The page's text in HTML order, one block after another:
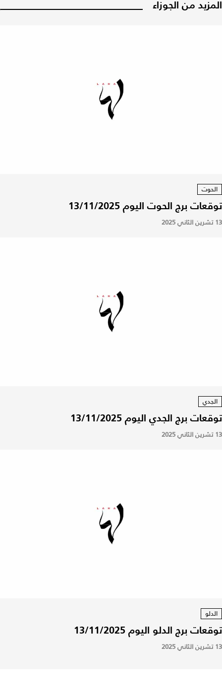
المزيد من الجوزاء
الحوت
توقعات برج الحوت اليوم 13/11/2025
13 تشرين الثاني 2025
الجدي
توقعات برج الجدي اليوم 13/11/2025
13 تشرين الثاني 2025
الدلو
توقعات برج الدلو اليوم 13/11/2025
13 تشرين الثاني 2025